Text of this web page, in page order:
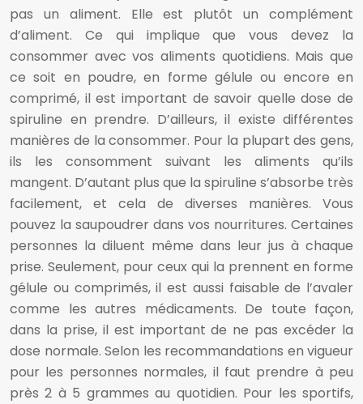
pas un aliment. Elle est plutôt un complément
d’aliment. Ce qui implique que vous devez la
consommer avec vos aliments quotidiens. Mais que
ce soit en poudre, en forme gélule ou encore en
comprimé, il est important de savoir quelle dose de
spiruline en prendre. D’ailleurs, il existe différentes
manières de la consommer. Pour la plupart des gens,
ils les consomment suivant les aliments qu’ils
mangent. D’autant plus que la spiruline s’absorbe très
facilement, et cela de diverses manières. Vous
pouvez la saupoudrer dans vos nourritures. Certaines
personnes la diluent même dans leur jus à chaque
prise. Seulement, pour ceux qui la prennent en forme
gélule ou comprimés, il est aussi faisable de l’avaler
comme les autres médicaments. De toute façon,
dans la prise, il est important de ne pas excéder la
dose normale. Selon les recommandations en vigueur
pour les personnes normales, il faut prendre à peu
près 2 à 5 grammes au quotidien. Pour les sportifs,